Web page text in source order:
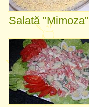
Salată "Mimoza"